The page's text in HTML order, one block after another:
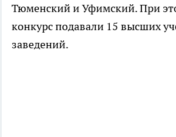
Тюменский и Уфимский. При
конкурс подавали 15 высших
заведений.